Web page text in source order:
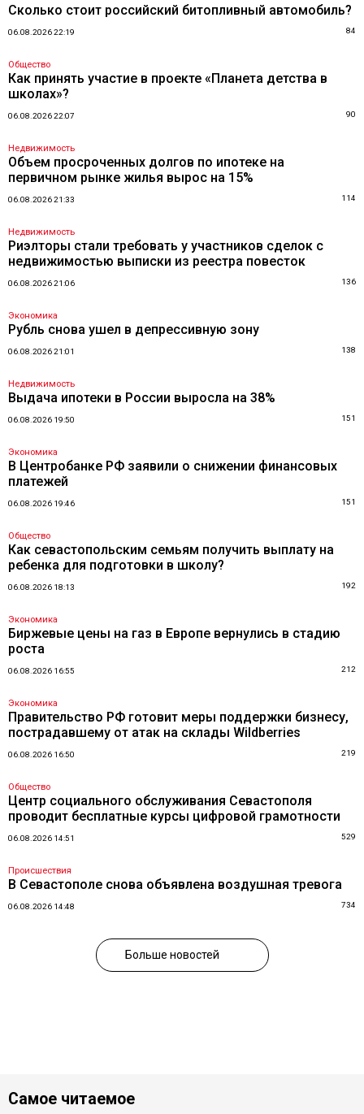
Сколько стоит российский битопливный автомобиль?
06.08.2026 22:19 84
Общество
Как принять участие в проекте «Планета детства в
школах»?
06.08.2026 22:07 90
Недвижимость
Объем просроченных долгов по ипотеке на
первичном рынке жилья вырос на 15%
06.08.2026 21:33 114
Недвижимость
Риэлторы стали требовать у участников сделок с
недвижимостью выписки из реестра повесток
06.08.2026 21:06 136
Экономика
Рубль снова ушел в депрессивную зону
06.08.2026 21:01 138
Недвижимость
Выдача ипотеки в России выросла на 38%
06.08.2026 19:50 151
Экономика
В Центробанке РФ заявили о снижении финансовых
платежей
06.08.2026 19:46 151
Общество
Как севастопольским семьям получить выплату на
ребенка для подготовки в школу?
06.08.2026 18:13 192
Экономика
Биржевые цены на газ в Европе вернулись в стадию
роста
06.08.2026 16:55 212
Экономика
Правительство РФ готовит меры поддержки бизнесу,
пострадавшему от атак на склады Wildberries
06.08.2026 16:50 219
Общество
Центр социального обслуживания Севастополя
проводит бесплатные курсы цифровой грамотности
06.08.2026 14:51 529
Происшествия
В Севастополе снова объявлена воздушная тревога
06.08.2026 14:48 734
Больше новостей
Самое читаемое